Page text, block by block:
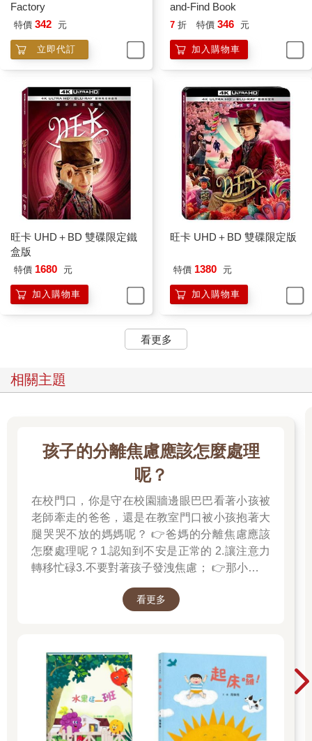
Factory
特價 342 元
立即代訂
and-Find Book
7 折 特價 346 元
加入購物車
旺卡 UHD＋BD 雙碟限定鐵
盒版
特價 1680 元
加入購物車
旺卡 UHD＋BD 雙碟限定版
特價 1380 元
加入購物車
看更多
相關主題
孩子的分離焦慮應該怎麼處理
呢？
在校門口，你是守在校園牆邊眼巴巴看著小孩被
老師牽走的爸爸，還是在教室門口被小孩抱著大
腿哭哭不放的媽媽呢？ 👉爸媽的分離焦慮應該
怎麼處理呢？1.認知到不安是正常的 2.讓注意力
轉移忙碌3.不要對著孩子發洩焦慮； 👉那小朋友
也許是熟悉的玩偶增加安全感 2.與孩子分開時請
孩子一起迎接成長的過程！真是太好了！ 🎉金石
堂開學季！爸媽好輕鬆教你一站購足！文具、書
包、書套參展品全面5折起！👉文具滿777送80
元電子禮券 👉全站商品滿1200回饋4%金幣
看更多